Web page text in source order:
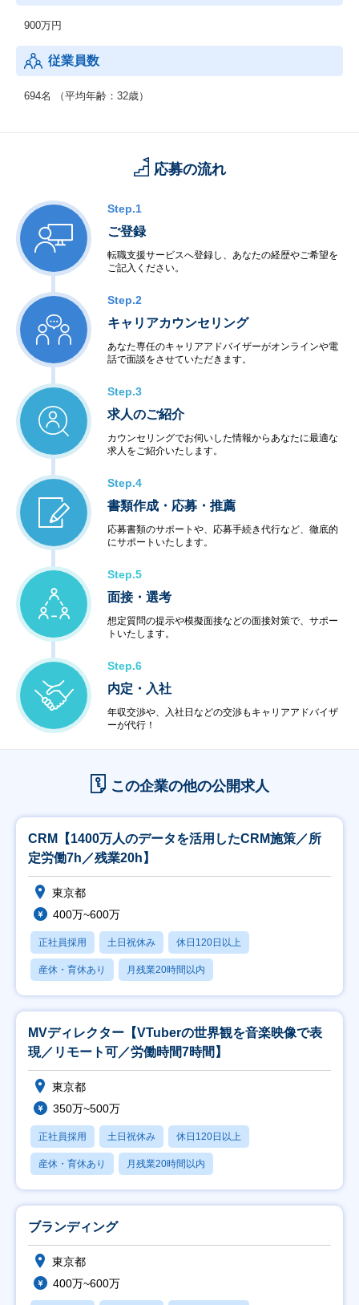
900万円
従業員数
694名 （平均年齢：32歳）
応募の流れ
Step.1
ご登録
転職支援サービスへ登録し、あなたの経歴やご希望を
ご記入ください。
Step.2
キャリアカウンセリング
あなた専任のキャリアアドバイザーがオンラインや電
話で面談をさせていただきます。
Step.3
求人のご紹介
カウンセリングでお伺いした情報からあなたに最適な
求人をご紹介いたします。
Step.4
書類作成・応募・推薦
応募書類のサポートや、応募手続き代行など、徹底的
にサポートいたします。
Step.5
面接・選考
想定質問の提示や模擬面接などの面接対策で、サポー
トいたします。
Step.6
内定・入社
年収交渉や、入社日などの交渉もキャリアアドバイザ
ーが代行！
この企業の他の公開求人
CRM【1400万人のデータを活用したCRM施策／所
定労働7h／残業20h】
東京都
400万~600万
正社員採用 土日祝休み 休日120日以上
産休・育休あり 月残業20時間以内
MVディレクター【VTuberの世界観を音楽映像で表
現／リモート可／労働時間7時間】
東京都
350万~500万
正社員採用 土日祝休み 休日120日以上
産休・育休あり 月残業20時間以内
ブランディング
東京都
400万~600万